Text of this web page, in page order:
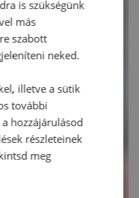
is szükségünk
más
szabott
neked.
illetve a sütik
további
hozzájárulásod
részleteinek
meg